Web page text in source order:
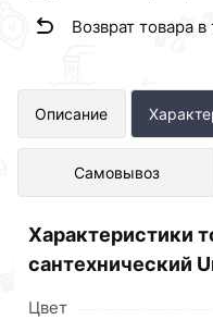
Возврат товара
Описание
Самовывоз
Лен
Unigarn
магазине
Характеристики
сантехнический
Цвет